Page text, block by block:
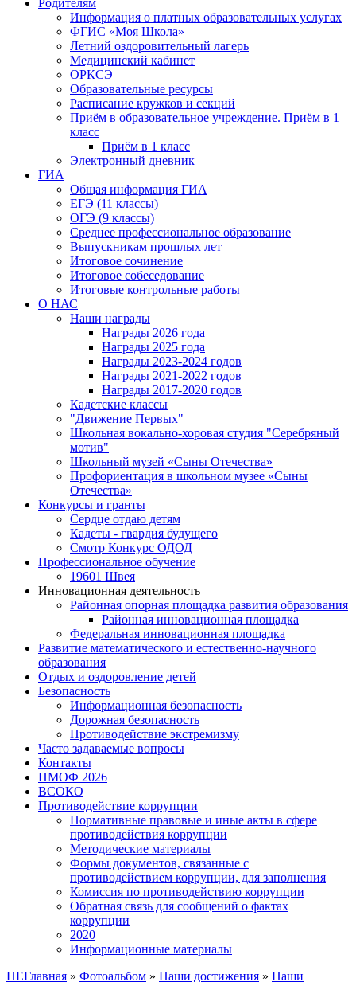
Родителям
Информация о платных образовательных услугах
ФГИС «Моя Школа»
Летний оздоровительный лагерь
Медицинский кабинет
ОРКСЭ
Образовательные ресурсы
Расписание кружков и секций
Приём в образовательное учреждение. Приём в 1
класс
Приём в 1 класс
Электронный дневник
ГИА
Общая информация ГИА
ЕГЭ (11 классы)
ОГЭ (9 классы)
Среднее профессиональное образование
Выпускникам прошлых лет
Итоговое сочинение
Итоговое собеседование
Итоговые контрольные работы
О НАС
Наши награды
Награды 2026 года
Награды 2025 года
Награды 2023-2024 годов
Награды 2021-2022 годов
Награды 2017-2020 годов
Кадетские классы
"Движение Первых"
Школьная вокально-хоровая студия "Серебряный
мотив"
Школьный музей «Сыны Отечества»
Профориентация в школьном музее «Сыны
Отечества»
Конкурсы и гранты
Сердце отдаю детям
Кадеты - гвардия будущего
Смотр Конкурс ОДОД
Профессиональное обучение
19601 Швея
Инновационная деятельность
Районная опорная площадка развития образования
Районная инновационная площадка
Федеральная инновационная площадка
Развитие математического и естественно-научного
образования
Отдых и оздоровление детей
Безопасность
Информационная безопасность
Дорожная безопасность
Противодействие экстремизму
Часто задаваемые вопросы
Контакты
ПМОФ 2026
ВСОКО
Противодействие коррупции
Нормативные правовые и иные акты в сфере
противодействия коррупции
Методические материалы
Формы документов, связанные с
противодействием коррупции, для заполнения
Комиссия по противодействию коррупции
Обратная связь для сообщений о фактах
коррупции
2020
Информационные материалы
НЕГлавная » Фотоальбом » Наши достижения » Наши